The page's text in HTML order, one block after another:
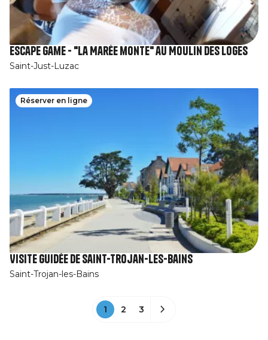
Escape Game - "La Marée monte" au Moulin des Loges
Saint-Just-Luzac
Réserver en ligne
Visite guidée de Saint-Trojan-les-Bains
Saint-Trojan-les-Bains
1 2 3